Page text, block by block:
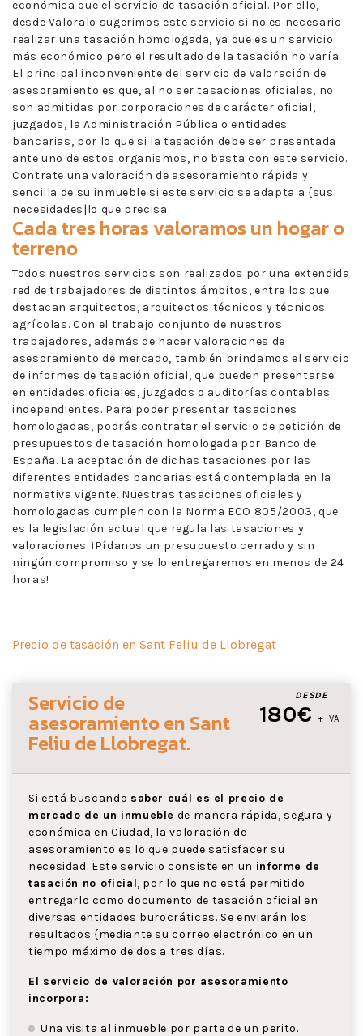
económica que el servicio de tasación oficial. Por ello,
desde Valoralo sugerimos este servicio si no es necesario
realizar una tasación homologada, ya que es un servicio
más económico pero el resultado de la tasación no varía.
El principal inconveniente del servicio de valoración de
asesoramiento es que, al no ser tasaciones oficiales, no
son admitidas por corporaciones de carácter oficial,
juzgados, la Administración Pública o entidades
bancarias, por lo que si la tasación debe ser presentada
ante uno de estos organismos, no basta con este servicio.
Contrate una valoración de asesoramiento rápida y
sencilla de su inmueble si este servicio se adapta a {sus
necesidades|lo que precisa.
Cada tres horas valoramos un hogar o
terreno
Todos nuestros servicios son realizados por una extendida
red de trabajadores de distintos ámbitos, entre los que
destacan arquitectos, arquitectos técnicos y técnicos
agrícolas. Con el trabajo conjunto de nuestros
trabajadores, además de hacer valoraciones de
asesoramiento de mercado, también brindamos el servicio
de informes de tasación oficial, que pueden presentarse
en entidades oficiales, juzgados o auditorías contables
independientes. Para poder presentar tasaciones
homologadas, podrás contratar el servicio de petición de
presupuestos de tasación homologada por Banco de
España. La aceptación de dichas tasaciones por las
diferentes entidades bancarias está contemplada en la
normativa vigente. Nuestras tasaciones oficiales y
homologadas cumplen con la Norma ECO 805/2003, que
es la legislación actual que regula las tasaciones y
valoraciones. ¡Pídanos un presupuesto cerrado y sin
ningún compromiso y se lo entregaremos en menos de 24
horas!
Precio de tasación en Sant Feliu de Llobregat
DESDE
180€ + IVA
Servicio de
asesoramientoen Sant
Feliu de Llobregat.
Si está buscando saber cuál es el precio de
mercado de un inmueble de manera rápida, segura y
económica en Ciudad, la valoración de
asesoramiento es lo que puede satisfacer su
necesidad. Este servicio consiste en un informe de
tasación no oficial, por lo que no está permitido
entregarlo como documento de tasación oficial en
diversas entidades burocráticas. Se enviarán los
resultados {mediante su correo electrónico en un
tiempo máximo de dos a tres días.
El servicio de valoración por asesoramiento
incorpora:
Una visita al inmueble por parte de un perito.